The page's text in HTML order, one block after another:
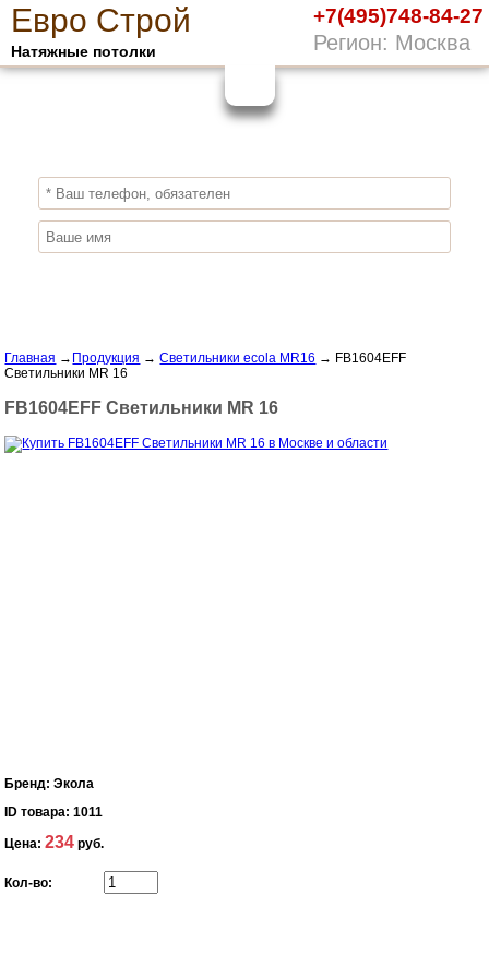
Евро Строй
Натяжные потолки
+7(495)748-84-27
Регион: Москва
ПОЛУЧИ СКИДКУ10%
Главная → Продукция →Светильники ecola MR16 → FB1604EFF
Светильники MR 16
FB1604EFF Светильники MR 16
Бренд: Экола
ID товара: 1011
Цена:234 руб.
Кол-во: